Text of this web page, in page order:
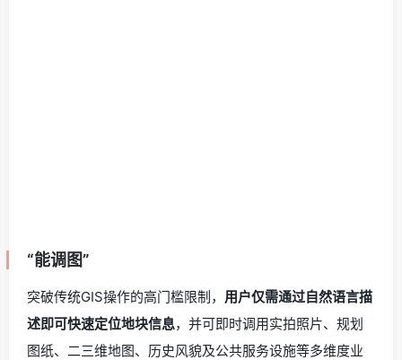
“能调图”
突破传统GIS操作的高门槛限制， 用户仅需通过自然语言描
述即可快速定位地块信息，并可即时调用实拍照片、规划
图纸、二三维地图、历史风貌及公共服务设施等多维度业